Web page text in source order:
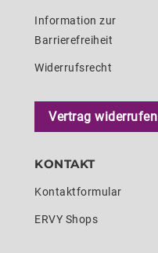
Information zur
Barrierefreiheit
Widerrufsrecht
Vertrag widerrufen
KONTAKT
Kontaktformular
ERVY Shops